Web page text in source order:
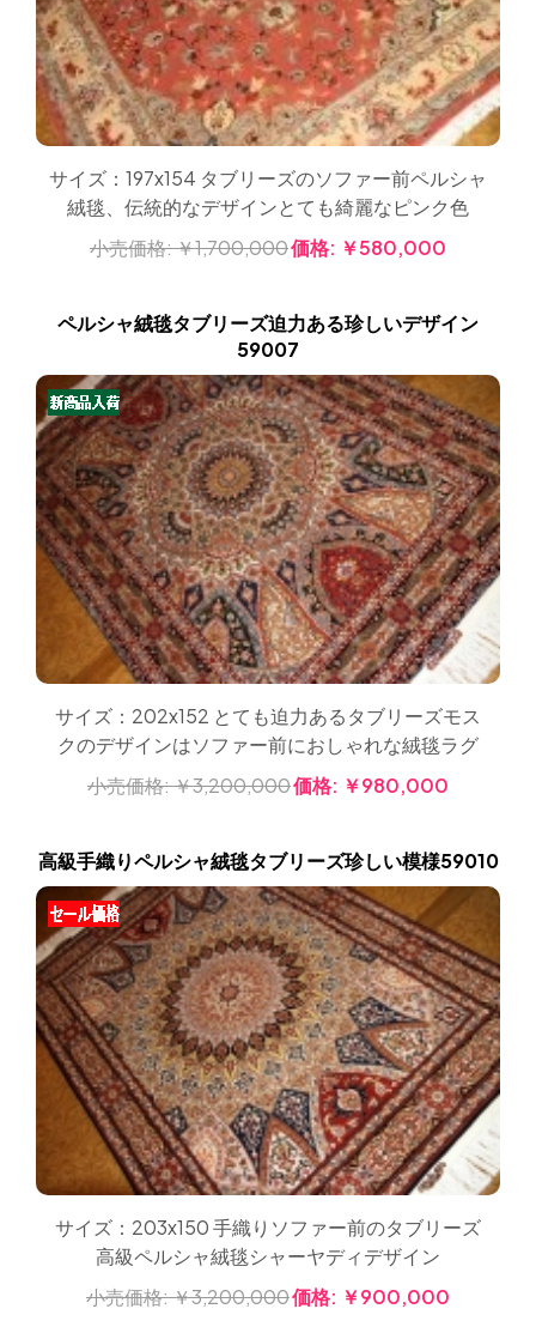
サイズ：197x154 タブリーズのソファー前ペルシャ
絨毯、伝統的なデザインとても綺麗なピンク色
小売価格:￥1,700,000価格: ￥580,000
ペルシャ絨毯タブリーズ迫力ある珍しいデザイン
59007
サイズ：202x152 とても迫力あるタブリーズモス
クのデザインはソファー前におしゃれな絨毯ラグ
小売価格:￥3,200,000価格: ￥980,000
高級手織りペルシャ絨毯タブリーズ珍しい模様59010
サイズ：203x150 手織りソファー前のタブリーズ
高級ペルシャ絨毯シャーヤディデザイン
小売価格:￥3,200,000価格: ￥900,000